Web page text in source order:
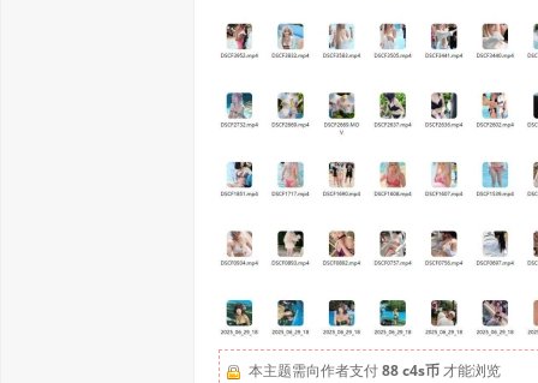
本主题需向作者支付88 c4s币才能浏览